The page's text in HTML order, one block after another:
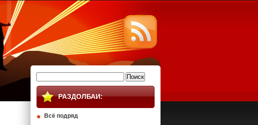
РАЗДОЛБАИ:
Всё подряд